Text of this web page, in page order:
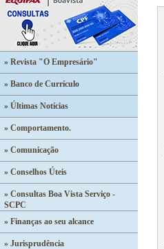
» Revista "O Empresário"
» Banco de Currículo
» Últimas Notícias
» Comportamento.
» Comunicação
» Conselhos Úteis
» Consultas Boa Vista Serviço -
SCPC
» Finanças ao seu alcance
» Jurisprudência